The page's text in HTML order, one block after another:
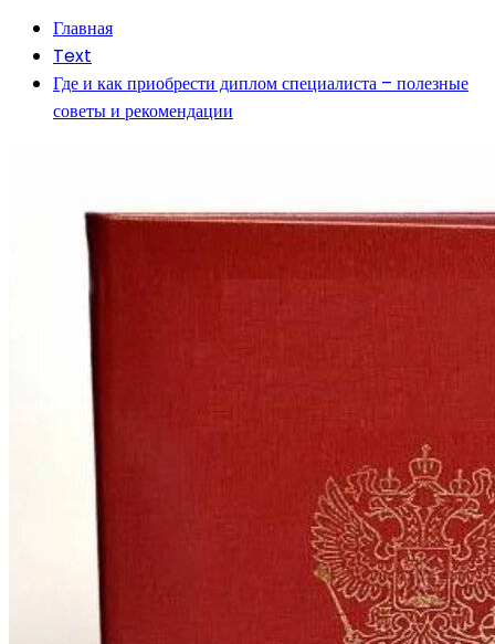
Главная
Text
Где и как приобрести диплом специалиста – полезные
советы и рекомендации